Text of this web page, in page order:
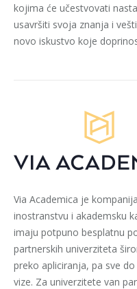
kojima će učestvovati
usavršiti svoja znanja i
novo iskustvo koje
Via Academica je
inostranstvu i akademsku
imaju potpuno besplatnu
partnerskih univerziteta
preko apliciranja, pa sve
vize. Za univerzitete van